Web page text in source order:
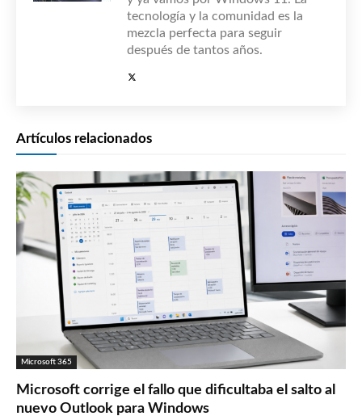
tecnología y la comunidad es la
mezcla perfecta para seguir
después de tantos años.
Artículos relacionados
Microsoft 365
Microsoft corrige el fallo que dificultaba el salto al
nuevo Outlook para Windows